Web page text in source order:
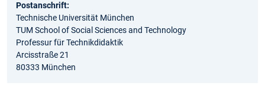
Postanschrift:
Technische Universität München
TUM School of Social Sciences and Technology
Professur für Technikdidaktik
Arcisstraße 21
80333 München